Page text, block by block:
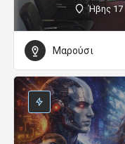
Ήβης 17
Μαρούσι